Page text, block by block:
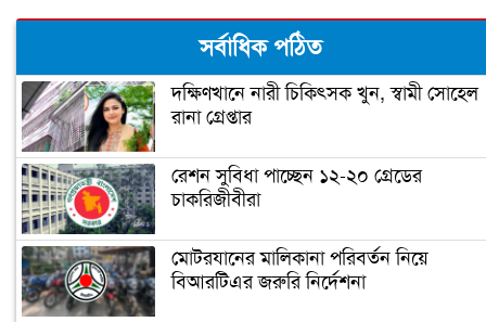
ঝালকাঠিতে পিলার চোরাচালান চক্রের ৮
সদস্য আটক
নারায়ণগঞ্জে গুদাম পরিষ্কার করতে গিয়ে ২
নারায়ণগঞ্জ পাসপোর্ট অফিসে ভাঙচুর,
কানাডা প্রবাসী আটক
সর্বাধিক পঠিত
দক্ষিণখানে নারী চিকিৎসক খুন, স্বামী সোহেল
রানা গ্রেপ্তার
রেশন সুবিধা পাচ্ছেন ১২-২০ গ্রেডের
চাকরিজীবীরা
মোটরযানের মালিকানা পরিবর্তন নিয়ে
বিআরটিএর জরুরি নির্দেশনা